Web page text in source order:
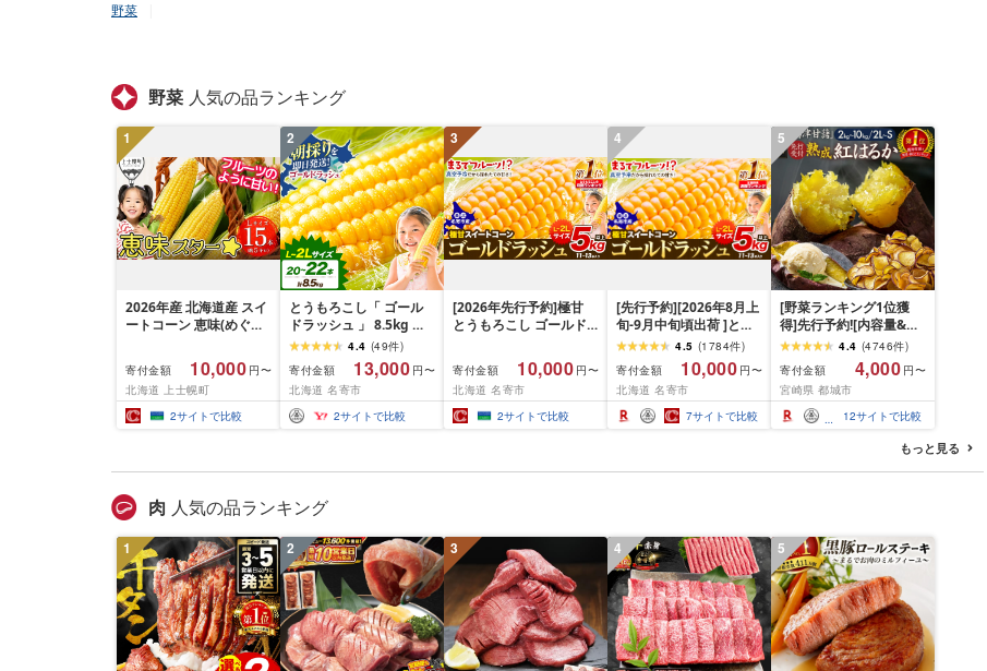
野菜
野菜 人気の品ランキング
1
2026年産 北海道産 スイ
ートコーン 恵味(めぐみ)
上 約5kg フルーツのよ
うに甘い 平均糖度18度
北海道 JA上士幌町 野菜
夏野菜 とうもろこし ト
ウモロコシ スーパース
寄付金額 10,000 円〜
北海道 上士幌町
2サイトで比較
2
とうもろこし「 ゴール
ドラッシュ 」 8.5kg 以
上 北海道 名寄 スイート
4.4 (49件)
寄付金額
13,000 円〜
北海道 名寄市
2サイトで比較
3
[2026年先行予約]極甘
とうもろこし ゴールド
本 特大 スイートコーン
北海道 名寄市 なよろイ
エロー 朝採れ 真空予冷
冷蔵 トウモロコシ コー
ン 玉蜀黍 生食 生で食べ
容量 送料無料 8月 9月
寄付金額 10,000 円〜
北海道 名寄市
2サイトで比較
4
[先行予約][2026年8月上
旬-9月中旬頃出荷 ]とう
もろこし 極甘 スイート
コーン 「 ゴールドラッ
シュ 」 5kg 以上 11〜13
本 特大 サイズ --
nayoro_loc_31_5k_hp---
4.5 (1784件)
寄付金額
10,000 円〜
北海道 名寄市
7サイトで比較
5
[野菜ランキング1位獲
得]先行予約![内容量&発
送時期が選べる!]島津甘
藷 熟成紅はるか ≪M〜
S≫≪2L〜M≫ - 年間受
付数2万超え 紅はるか
2kg/5kg/10kg 大きめサ
イズ 産地直送 先行受付
11月お届け 国産 土付き
4.4 (4746件)
寄付金額
4,000 円〜
宮崎県 都城市
12サイトで比較
もっと見る
肉 人気の品ランキング
1 2 3 4 5